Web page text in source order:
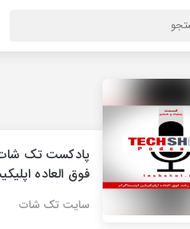
پادکست تک
فوق العاده
سایت تک شات